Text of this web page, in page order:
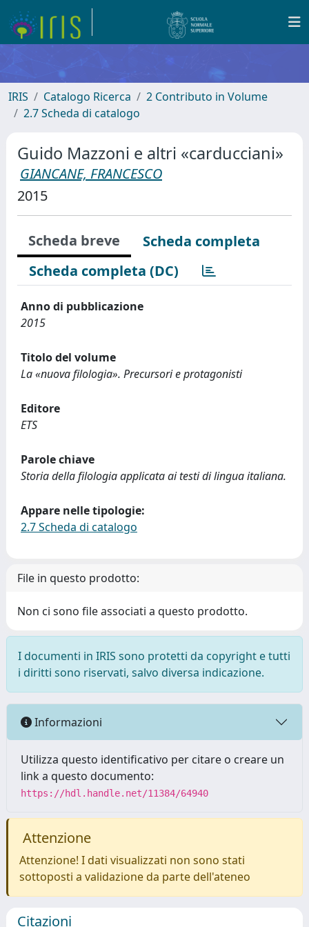
IRIS Catalogo Ricerca
2 Contributo in Volume
2.7 Scheda di catalogo
Guido Mazzoni e altri «carducciani»
GIANCANE, FRANCESCO
2015
Scheda breve
Scheda completa
Scheda completa (DC)
Anno di pubblicazione
2015
Titolo del volume
La «nuova filologia». Precursori e protagonisti
Editore
ETS
Parole chiave
Storia della filologia applicata ai testi di lingua italiana.
Appare nelle tipologie:
2.7 Scheda di catalogo
File in questo prodotto:
Non ci sono file associati a questo prodotto.
I documenti in IRIS sono protetti da copyright e tutti
i diritti sono riservati, salvo diversa indicazione.
Informazioni
Utilizza questo identificativo per citare o creare un
link a questo documento:
https://hdl.handle.net/11384/64940
Attenzione
Attenzione! I dati visualizzati non sono stati
sottoposti a validazione da parte dell'ateneo
Citazioni